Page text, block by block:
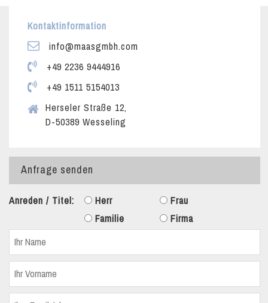
Kontaktinformation
info@maasgmbh.com
+49 2236 9444916
+49 1511 5154013
Herseler Straße 12,
D-50389 Wesseling
Anfrage senden
Anreden / Titel: Herr
Frau
Familie
Firma